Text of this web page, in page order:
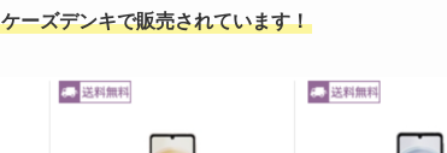
ケーズデンキで販売されています！